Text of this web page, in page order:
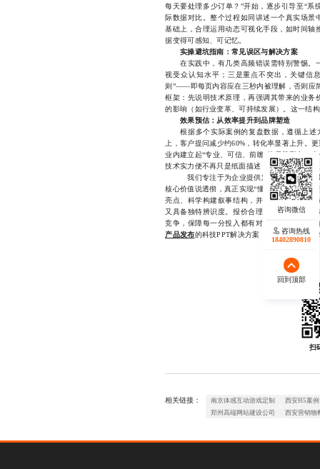
每天要处理多少订单？”开始，逐步引导至“系
际数据对比。整个过程如同讲述一个真实场
基础上，合理运用动态可视化手段，如时间
据变得可感知、可记忆。
实操避坑指南：常见误区与解决方案
在实践中，有几类高频错误需特别警惕。
视受众认知水平；三是重点不突出，关键信
则”——即每页内容应在三秒内被理解，否则应
框架：先说明技术原理，再强调其带来的业
的影响（如行业变革、可持续发展）。这一结
效果预估：从效率提升到品牌塑造
根据多个实际案例的复盘数据，遵循上述
上，客户提问减少约60%，转化率显著上升。
业内建立起“专业、可信、前瞻”的品牌形象。
技术实力便不再只是纸面描述，而是通过每一
我们专注于为企业提供定制化的科技PPT
核心价值说透彻，真正实现“懂技术的人也能
亮点、科学构建叙事结构，并结合动态可视
又具备独特辨识度。报价合理吗？我们始终
竞争，保障每一分投入都有对应的价值回报
产品发布的科技PPT解决方案，欢迎联系
扫
相关链接： 南京体感互动游戏定制
西安H5案例
郑州高端网站建设公司
西安营销物
咨询热线
17723342546
回到顶部
咨询热线
18402890810
回到顶部